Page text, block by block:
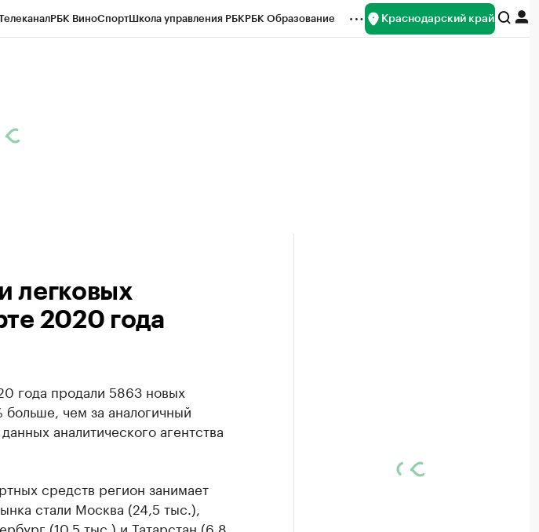
РБК ВиноСпортШкола управления РБКРБК Образование Краснодарский край
легковых
2020 года
года продали 5863 новых
больше, чем за аналогичный
аналитического агентства
средств регион занимает
стали Москва (24,5 тыс.),
(10,5 тыс.) и Татарстан (6,8